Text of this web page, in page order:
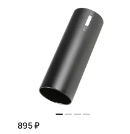
895 ₽